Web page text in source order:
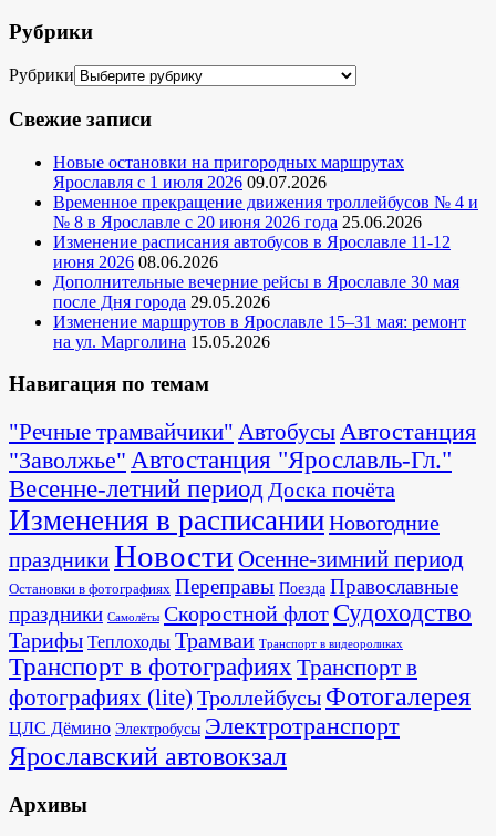
Рубрики
Рубрики
Свежие записи
Новые остановки на пригородных маршрутах
Ярославля с 1 июля 2026 09.07.2026
Временное прекращение движения троллейбусов № 4 и
№ 8 в Ярославле с 20 июня 2026 года 25.06.2026
Изменение расписания автобусов в Ярославле 11-12
июня 2026 08.06.2026
Дополнительные вечерние рейсы в Ярославле 30 мая
после Дня города 29.05.2026
Изменение маршрутов в Ярославле 15–31 мая: ремонт
на ул. Марголина 15.05.2026
Навигация по темам
"Речные трамвайчики" АвтобусыАвтостанция
"Заволжье" Автостанция "Ярославль-Гл."
Весенне-летний период Доска почёта
Изменения в расписанииНовогодние
праздникиНовости Осенне-зимний период
Остановки в фотографиях Переправы Поезда Православные
праздники Самолёты Скоростной флот Судоходство
Тарифы Теплоходы Трамваи Транспорт в видеороликах
Транспорт в фотографияхТранспорт в
фотографиях (lite) Троллейбусы Фотогалерея
ЦЛС Дёмино Электробусы Электротранспорт
Ярославский автовокзал
Архивы